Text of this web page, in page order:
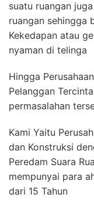
suatu ruangan
ruangan sehingga
Kekedapan atau
nyaman di telinga
Hingga
Pelanggan
permasalahan
Kami Yaitu
dan Konstruksi
Peredam Suara
mempunyai para
dari 15 Tahun